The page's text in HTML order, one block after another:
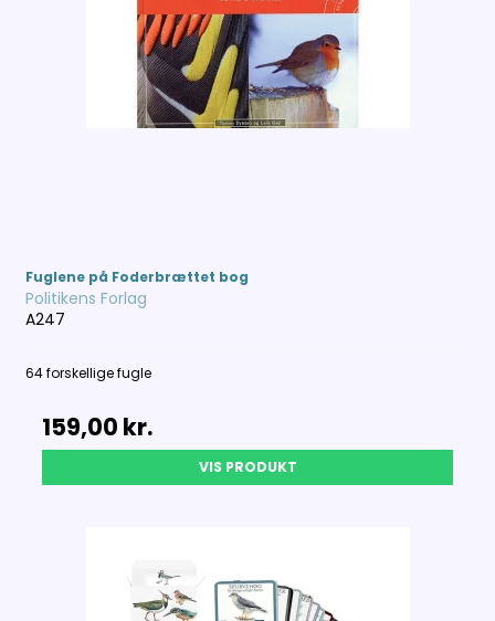
Fuglene på Foderbrættet bog
Politikens Forlag
A247
64 forskellige fugle
159,00 kr.
VIS PRODUKT